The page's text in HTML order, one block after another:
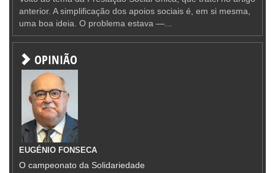
anterior. A simplificação dos apoios sociais é, em si mesma,
uma boa ideia. O problema estava —...
OPINIÃO
EUGÉNIO FONSECA
O campeonato da Solidariedade